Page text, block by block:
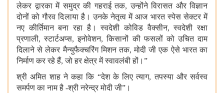
लेकर द्वारका में समुद्र की गहराई तक, उन्होंने विरासत और विज्ञान
दोनों को गौरव दिलाया है। उनके नेतृत्व में आज भारत स्पेस सेक्टर में
नए कीर्तिमान बना रहा है। स्वदेशी कोविड वैक्सीन, स्वदेशी रक्षा
प्रणाली, स्टार्टअप्स, इनोवेशन, किसानों की फसलों को उचित दाम
दिलाने से लेकर मैन्युफैक्चरिंग मिशन तक, मोदी जी एक ऐसे भारत का
निर्माण कर रहे हैं, जो हर क्षेत्र में स्वावलंबी हों।”
श्री अमित शाह ने कहा कि “देश के लिए त्याग, तपस्या और सर्वस्व
समर्पण का नाम है -श्री नरेन्द्र मोदी जी”।